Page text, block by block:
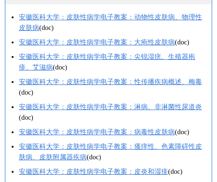
安徽医科大学：皮肤性病学电子教案：动物性皮肤病、物理性
皮肤病(doc)
安徽医科大学：皮肤性病学电子教案：大疱性皮肤病(doc)
安徽医科大学：皮肤性病学电子教案：尖锐湿疣、生殖器疱
疹、艾滋病(doc)
安徽医科大学：皮肤性病学电子教案：性传播疾病概述、梅毒
(doc)
安徽医科大学：皮肤性病学电子教案：淋病、非淋菌性尿道炎
(doc)
安徽医科大学：皮肤性病学电子教案：病毒性皮肤病(doc)
安徽医科大学：皮肤性病学电子教案：瘙痒性、色素障碍性皮
肤病、皮肤附属器疾病(doc)
安徽医科大学：皮肤性病学电子教案：皮炎和湿疹(doc)